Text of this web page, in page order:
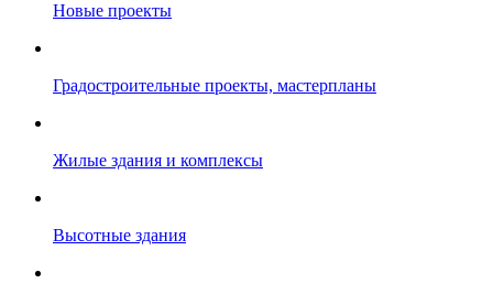
Новые проекты
Градостроительные проекты, мастерпланы
Жилые здания и комплексы
Высотные здания